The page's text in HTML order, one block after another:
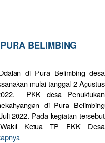
BELIMBING
di Pura Belimbing desa
mulai tanggal 2 Agustus
PKK desa Penuktukan
di Pura Belimbing
2022. Pada kegiatan tersebut
Ketua TP PKK Desa